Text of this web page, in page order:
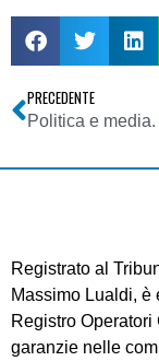
PRECEDENTE
Registrato al
Massimo Lualdi, è
Registro
garanzie nelle